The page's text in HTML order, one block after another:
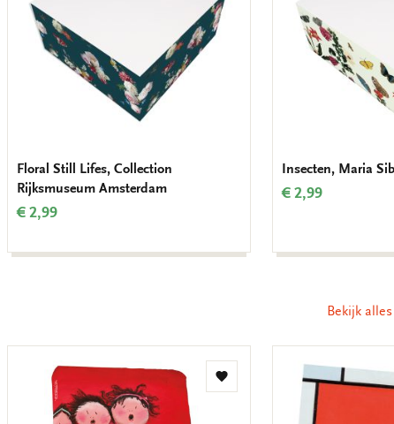
Floral Still Lifes, Collection
Rijksmuseum Amsterdam
€ 2,99
Insecten, Maria
€ 2,99
Bekijk
Toevoegen